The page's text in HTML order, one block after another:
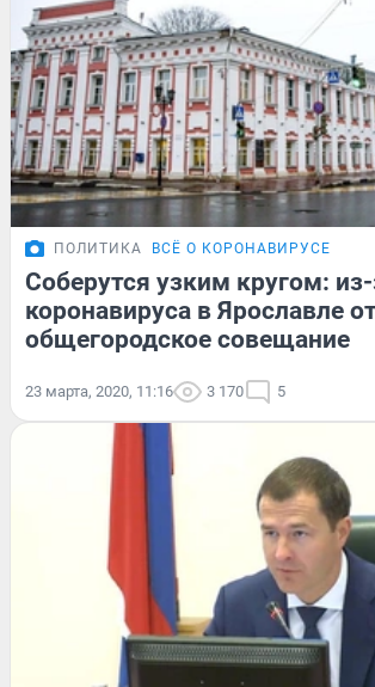
ПОЛИТИКА ВСЁ О КОРОНАВИРУСЕ
Соберутся узким кругом:
коронавируса в Ярославле
общегородское совещание
23 марта, 2020, 11:16 3 170 5